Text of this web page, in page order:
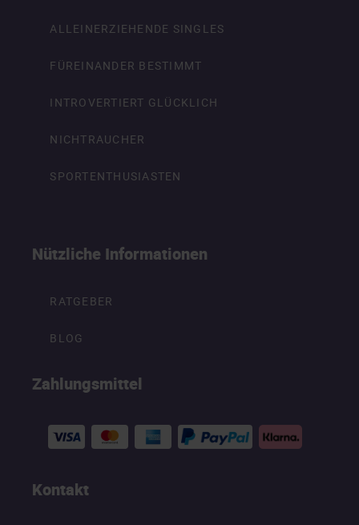
ALLEINERZIEHENDE SINGLES
FÜREINANDER BESTIMMT
INTROVERTIERT GLÜCKLICH
NICHTRAUCHER
SPORTENTHUSIASTEN
Nützliche Informationen
RATGEBER
BLOG
Zahlungsmittel
Kontakt